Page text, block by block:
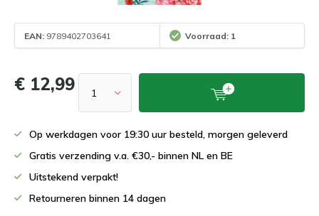
EAN: 9789402703641 Voorraad: 1
€ 12,99
Op werkdagen voor 19:30 uur besteld, morgen geleverd
Gratis verzending v.a. €30,- binnen NL en BE
Uitstekend verpakt!
Retourneren binnen 14 dagen